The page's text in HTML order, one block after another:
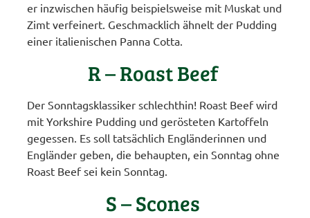
er inzwischen häufig beispielsweise mit Muskat und
Zimt verfeinert. Geschmacklich ähnelt der Pudding
einer italienischen Panna Cotta.
R – Roast Beef
Der Sonntagsklassiker schlechthin! Roast Beef wird
mit Yorkshire Pudding und gerösteten Kartoffeln
gegessen. Es soll tatsächlich Engländerinnen und
Engländer geben, die behaupten, ein Sonntag ohne
Roast Beef sei kein Sonntag.
S – Scones